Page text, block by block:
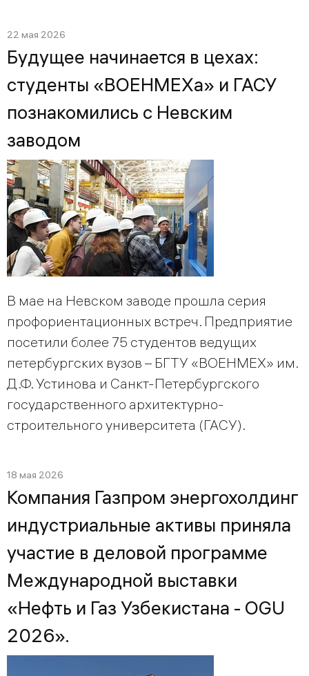
22 мая 2026
Будущее начинается в цехах:
студенты «ВОЕНМЕХа» и ГАСУ
познакомились с Невским
заводом
В мае на Невском заводе прошла серия
профориентационных встреч. Предприятие
посетили более 75 студентов ведущих
петербургских вузов – БГТУ «ВОЕНМЕХ» им.
Д.Ф. Устинова и Санкт-Петербургского
государственного архитектурно-
строительного университета (ГАСУ).
18 мая 2026
Компания Газпром энергохолдинг
индустриальные активы приняла
участие в деловой программе
Международной выставки
«Нефть и Газ Узбекистана - OGU
2026».